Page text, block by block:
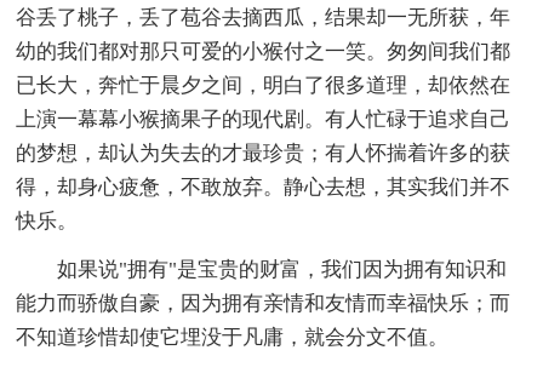
谷丢了桃子，丢了苞谷去摘西瓜，结果却一无所获，年
幼的我们都对那只可爱的小猴付之一笑。匆匆间我们都
已长大，奔忙于晨夕之间，明白了很多道理，却依然在
上演一幕幕小猴摘果子的现代剧。有人忙碌于追求自己
的梦想，却认为失去的才最珍贵；有人怀揣着许多的获
得，却身心疲惫，不敢放弃。静心去想，其实我们并不
快乐。
如果说"拥有"是宝贵的财富，我们因为拥有知识和
能力而骄傲自豪，因为拥有亲情和友情而幸福快乐；而
不知道珍惜却使它埋没于凡庸，就会分文不值。